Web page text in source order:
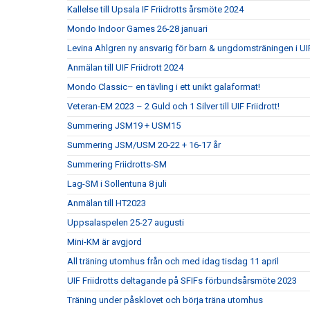
Kallelse till Upsala IF Friidrotts årsmöte 2024
Mondo Indoor Games 26-28 januari
Levina Ahlgren ny ansvarig för barn & ungdomsträningen i
Anmälan till UIF Friidrott 2024
Mondo Classic– en tävling i ett unikt galaformat!
Veteran-EM 2023 – 2 Guld och 1 Silver till UIF Friidrott!
Summering JSM19 + USM15
Summering JSM/USM 20-22 + 16-17 år
Summering Friidrotts-SM
Lag-SM i Sollentuna 8 juli
Anmälan till HT2023
Uppsalaspelen 25-27 augusti
Mini-KM är avgjord
All träning utomhus från och med idag tisdag 11 april
UIF Friidrotts deltagande på SFIFs förbundsårsmöte 2023
Träning under påsklovet och börja träna utomhus